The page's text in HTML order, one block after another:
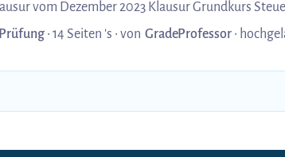
Prüfung• 14 Seiten 's • von GradeProfessor•